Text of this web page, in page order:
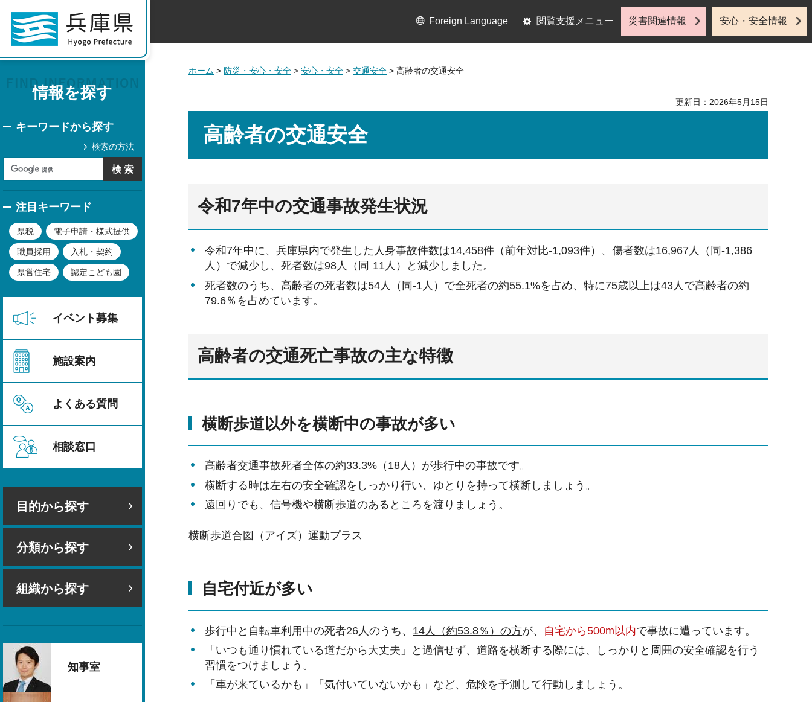
情報を探す
キーワードから探す
検索の方法
注目キーワード
県税 電子申請・様式提供
職員採用 入札・契約
県営住宅 認定こども園
イベント募集
施設案内
よくある質問
相談窓口
目的から探す
分類から探す
組織から探す
知事室
Foreign Language 閲覧支援メニュー 災害関連情報 安心・安全情報
ホーム > 防災・安心・安全 > 安心・安全 > 交通安全 > 高齢者の交通安全
更新日：2026年5月15日
高齢者の交通安全
令和7年中の交通事故発生状況
令和7年中に、兵庫県内で発生した人身事故件数は14,458件（前年対比-1,093件）、傷者数は16,967人（同-1,386
人）で減少し、死者数は98人（同₋11人）と減少しました。
死者数のうち、 高齢者の死者数は54人（同-1 人）で全死者の約55.1%を占め、特に75歳以上は43人で高齢者の約
79.6％ を占めています。
高齢者の交通死亡事故の主な特徴
横断歩道以外を横断中の事故が多い
高齢者交通事故死者全体の約33.3%（18人）が歩行中の事故です。
横断する時は左右の安全確認をしっかり行い、ゆとりを持って横断しましょう。
遠回りでも、信号機や横断歩道のあるところを渡りましょう。
横断歩道合図（アイズ）運動プラス
自宅付近が多い
歩行中と自転車利用中の死者26人のうち、 14人（約53.8％）の方が、 自宅から500m以内で事故に遭っています。
「いつも通り慣れている道だから大丈夫」と過信せず、道路を横断する際には、しっかりと周囲の安全確認を行う
習慣をつけましょう。
「車が来ているかも」「気付いていないかも」など、危険を予測して行動しましょう。